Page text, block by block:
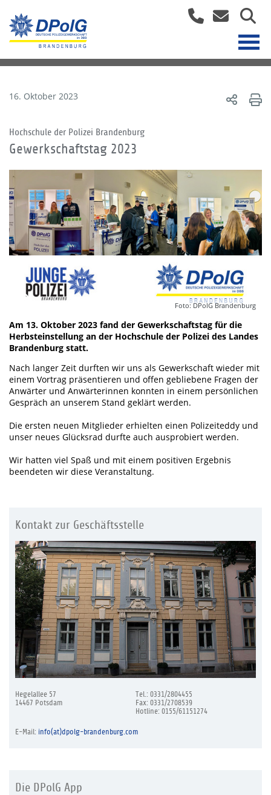
16. Oktober 2023
Hochschule der Polizei Brandenburg
Gewerkschaftstag 2023
Foto: DPolG Brandenburg
Am 13. Oktober 2023 fand der Gewerkschaftstag für die
Herbsteinstellung an der Hochschule der Polizei des Landes
Brandenburg statt.
Nach langer Zeit durften wir uns als Gewerkschaft wieder mit
einem Vortrag präsentieren und offen gebliebene Fragen der
Anwärter und Anwärterinnen konnten in einem persönlichen
Gespräch an unserem Stand geklärt werden.
Die ersten neuen Mitglieder erhielten einen Polizeiteddy und
unser neues Glücksrad durfte auch ausprobiert werden.
Wir hatten viel Spaß und mit einem positiven Ergebnis
beendeten wir diese Veranstaltung.
Kontakt zur Geschäftsstelle
Hegelallee 57
14467 Potsdam
Tel.: 0331/2804455
Fax: 0331/2708539
Hotline: 0155/61151274
E-Mail: info(at)dpolg-brandenburg.com
Die DPolG App